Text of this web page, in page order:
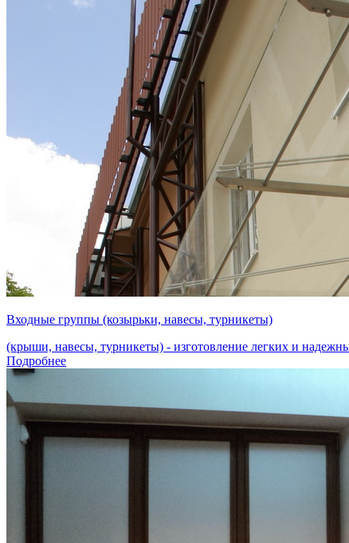
Входные группы (козырьки, навесы, турникеты)
(крыши, навесы, турникеты) - изготовление легких и
Подробнее